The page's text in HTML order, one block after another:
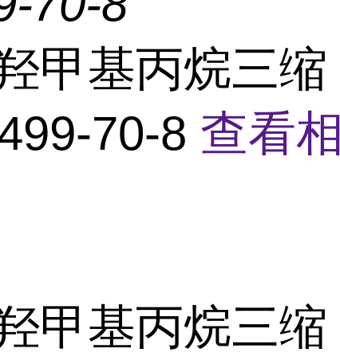
甲基丙烷三缩
70-8 查看相
甲基丙烷三缩